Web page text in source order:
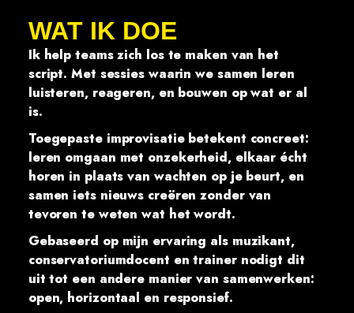
WAT IK DOE
Ik help teams zich los te maken van het
script. Met sessies waarin we samen leren
luisteren, reageren, en bouwen op wat er al
is.
Toegepaste improvisatie betekent concreet:
leren omgaan met onzekerheid, elkaar écht
horen in plaats van wachten op je beurt, en
samen iets nieuws creëren zonder van
tevoren te weten wat het wordt.
Gebaseerd op mijn ervaring als muzikant,
conservatoriumdocent en trainer nodigt dit
uit tot een andere manier van samenwerken:
open, horizontaal en responsief.